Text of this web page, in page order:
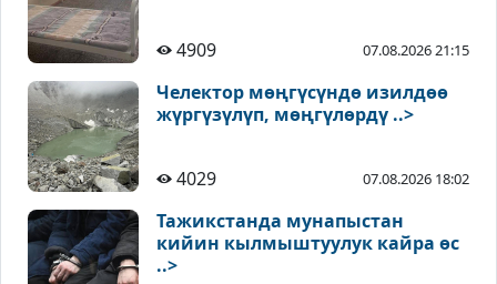
4909 07.08.2026 21:15
Челектор мөңгүсүндө изилдөө
жүргүзүлүп, мөңгүлөрдү ..>
4029 07.08.2026 18:02
Тажикстанда мунапыстан
кийин кылмыштуулук кайра өс
..>